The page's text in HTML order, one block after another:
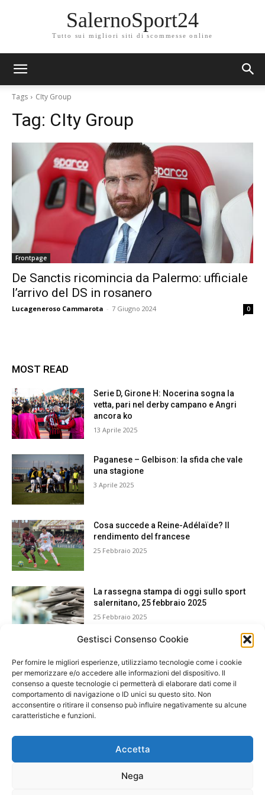
Gestisci Consenso Cookie
Per fornire le migliori esperienze, utilizziamo tecnologie come i cookie
per memorizzare e/o accedere alle informazioni del dispositivo. Il
consenso a queste tecnologie ci permetterà di elaborare dati come il
comportamento di navigazione o ID unici su questo sito. Non
acconsentire o ritirare il consenso può influire negativamente su alcune
caratteristiche e funzioni.
Accetta
Nega
SalernoSport24
Tutto sui migliori siti di scommesse online
Tags CIty Group
Tag: CIty Group
Frontpage
De Sanctis ricomincia da Palermo: ufficiale
l’arrivo del DS in rosanero
Lucageneroso Cammarota - 7 Giugno 2024 0
MOST READ
Serie D, Girone H: Nocerina sogna la
vetta, pari nel derby campano e Angri
ancora ko
13 Aprile 2025
Paganese – Gelbison: la sfida che vale
una stagione
3 Aprile 2025
Cosa succede a Reine-Adélaïde? Il
rendimento del francese
25 Febbraio 2025
La rassegna stampa di oggi sullo sport
salernitano, 25 febbraio 2025
25 Febbraio 2025